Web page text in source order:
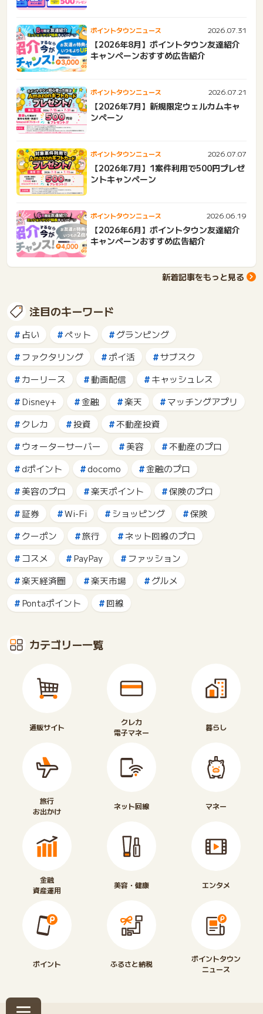
ポイントタウンニュース 2026.07.31
【2026年8月】ポイントタウン友達紹介
キャンペーンおすすめ広告紹介
ポイントタウンニュース 2026.07.21
【2026年7月】新規限定ウェルカムキャ
ンペーン
ポイントタウンニュース 2026.07.07
【2026年7月】1案件利用で500円プレゼ
ントキャンペーン
ポイントタウンニュース 2026.06.19
【2026年6月】ポイントタウン友達紹介
キャンペーンおすすめ広告紹介
新着記事をもっと見る
注目のキーワード
占い ペット
グランピング
ファクタリング
ポイ活
サブスク
カーリース
動画配信
キャッシュレス
Disney+
金融 楽天
マッチングアプリ
クレカ
投資
不動産投資
ウォーターサーバー
美容
不動産のプロ
dポイント
docomo
金融のプロ
美容のプロ
楽天ポイント
保険のプロ
証券
Wi-Fi ショッピング
保険
クーポン
旅行
ネット回線のプロ
コスメ
PayPay
ファッション
楽天経済圏
楽天市場
グルメ
Pontaポイント
回線
カテゴリー一覧
通販サイト
クレカ
電子マネー
暮らし
旅行
お出かけ
ネット回線 マネー
金融
資産運用
美容・健康 エンタメ
ポイント ふるさと納税
ポイントタウン
ニュース